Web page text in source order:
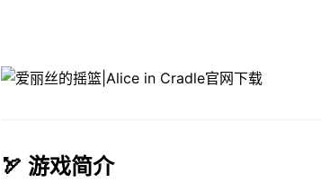
🏹 游戏简介